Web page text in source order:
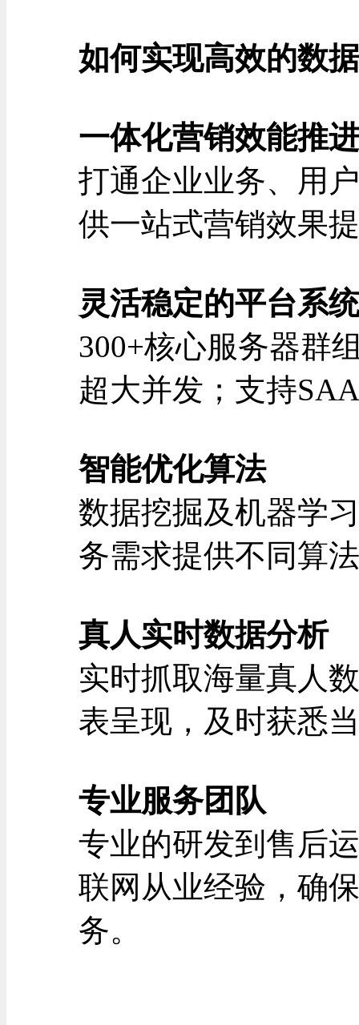
如何实现高效的数
一体化营销效能推
打通企业业务、用
供一站式营销效果
灵活稳定的平台系统
300+核心服务器群
超大并发；支持
智能优化算法
数据挖掘及机器学
务需求提供不同算
真人实时数据分析
实时抓取海量真人
表呈现，及时获悉
专业服务团队
专业的研发到售后
联网从业经验，确
务。